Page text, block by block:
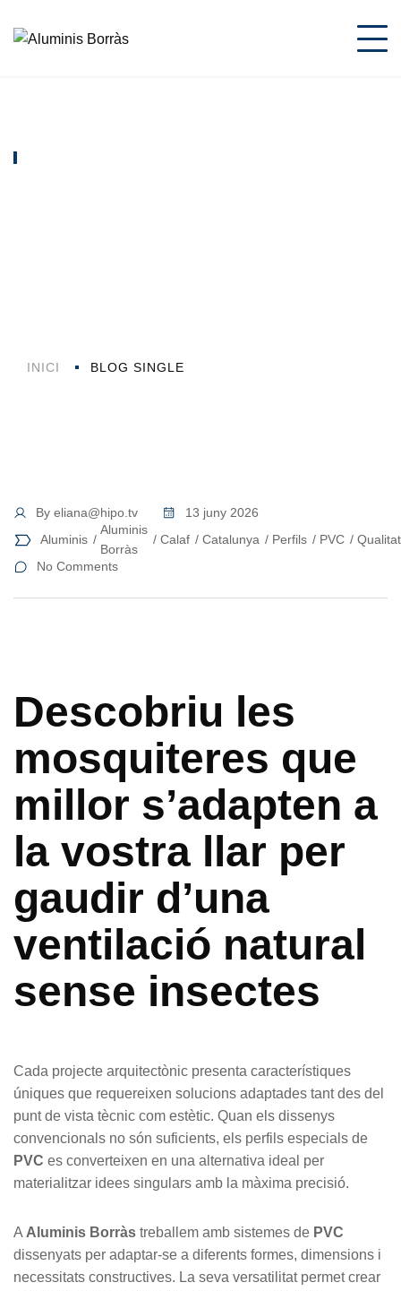
INICI BLOG SINGLE
By eliana@hipo.tv
13 juny 2026
Aluminis
Aluminis
Borràs
Calaf Catalunya Perfils PVC
Qualitat
No Comments
Descobriu les
mosquiteres que
millor s’adapten a
la vostra llar per
gaudir d’una
ventilació natural
sense insectes
Cada projecte arquitectònic presenta característiques
úniques que requereixen solucions adaptades tant des del
punt de vista tècnic com estètic. Quan els dissenys
convencionals no són suficients, els perfils especials de
PVC es converteixen en una alternativa ideal per
materialitzar idees singulars amb la màxima precisió.
A Aluminis Borràs treballem amb sistemes de PVC
dissenyats per adaptar-se a diferents formes, dimensions i
necessitats constructives. La seva versatilitat permet crear